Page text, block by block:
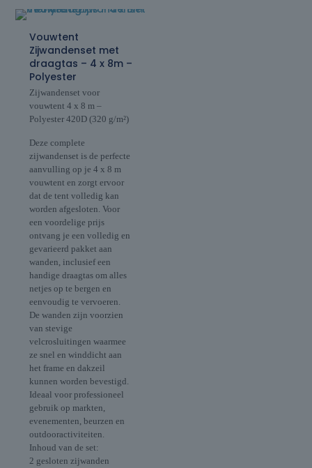
Vouwtent
Zijwandenset met
draagtas – 4 x 8m –
Polyester
Zijwandenset voor
vouwtent 4 x 8 m –
Polyester 420D (320 g/m²)
Deze complete
zijwandenset is de perfecte
aanvulling op je 4 x 8 m
vouwtent en zorgt ervoor
dat de tent volledig kan
worden afgesloten. Voor
een voordelige prijs
ontvang je een volledig en
gevarieerd pakket aan
wanden, inclusief een
handige draagtas om alles
netjes op te bergen en
eenvoudig te vervoeren.
De wanden zijn voorzien
van stevige
velcrosluitingen waarmee
ze snel en winddicht aan
het frame en dakzeil
kunnen worden bevestigd.
Ideaal voor professioneel
gebruik op markten,
evenementen, beurzen en
outdooractiviteiten.
Inhoud van de set:
2 gesloten zijwanden